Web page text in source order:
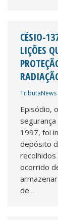
CÉSIO-
LIÇÕES
TributaNews
Episódio,
1997, foi
depósito
ocorrido
de…